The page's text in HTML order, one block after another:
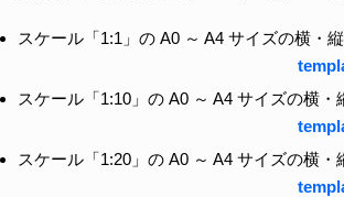
スケール「1:1」の A0 ～ A4 サイズの横・
スケール「1:10」の A0 ～ A4 サイズの横
スケール「1:20」の A0 ～ A4 サイズの横